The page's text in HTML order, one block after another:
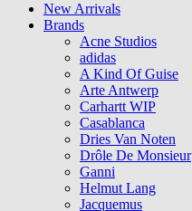
New Arrivals
Brands
Acne Studios
adidas
A Kind Of Guise
Arte Antwerp
Carhartt WIP
Casablanca
Dries Van Noten
Drôle De Monsieur
Ganni
Helmut Lang
Jacquemus